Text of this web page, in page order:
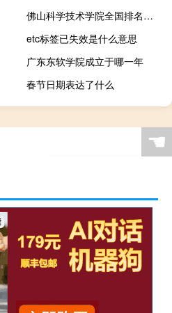
佛山科学技术学院全国排名一览表
etc标签已失效是什么意思
广东东软学院成立于哪一年
春节日期表达了什么
☚